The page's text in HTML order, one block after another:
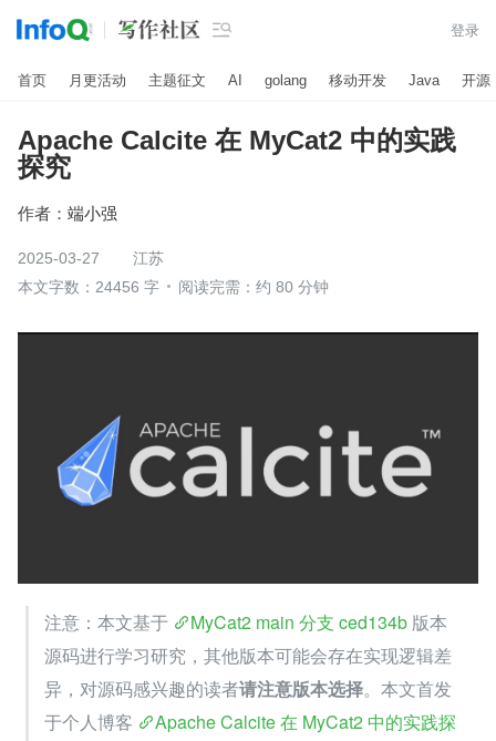
 登录
首页 月更活动 主题征文 AI golang 移动开发 Java 开源
Apache Calcite 在 MyCat2 中的实践
探究
作者： 端小强
2025-03-27
江苏
本文字数：24456 字
阅读完需：约 80 分钟
注意：本文基于 MyCat2 main 分支 ced134b 版本
源码进行学习研究，其他版本可能会存在实现逻辑差
异，对源码感兴趣的读者请注意版本选择。本文首发
于个人博客
Apache Calcite 在 MyCat2 中的实践探